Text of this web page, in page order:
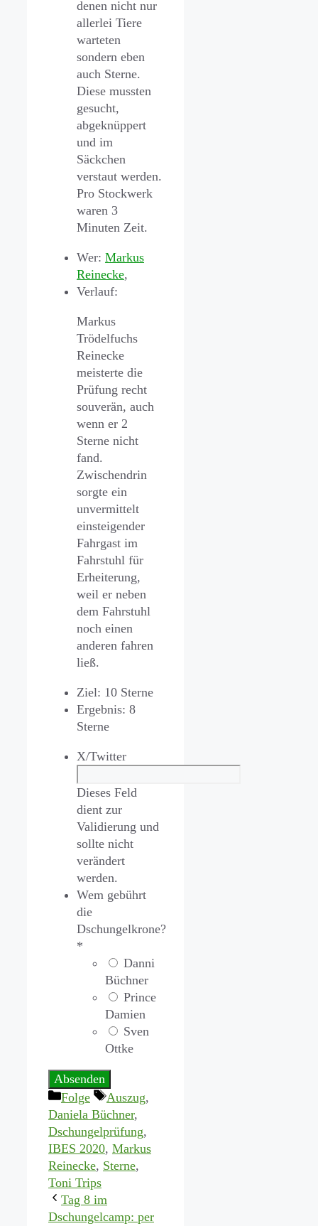
denen nicht nur
allerlei Tiere
warteten
sondern eben
auch Sterne.
Diese mussten
gesucht,
abgeknüppert
und im
Säckchen
verstaut werden.
Pro Stockwerk
waren 3
Minuten Zeit.
Wer: Markus
Reinecke,
Verlauf:
Markus
Trödelfuchs
Reinecke
meisterte die
Prüfung recht
souverän, auch
wenn er 2
Sterne nicht
fand.
Zwischendrin
sorgte ein
unvermittelt
einsteigender
Fahrgast im
Fahrstuhl für
Erheiterung,
weil er neben
dem Fahrstuhl
noch einen
anderen fahren
ließ.
Ziel: 10 Sterne
Ergebnis: 8
Sterne
X/Twitter
Dieses Feld
dient zur
Validierung und
sollte nicht
verändert
werden.
Wem gebührt
die
Dschungelkrone?
*
Danni
Büchner
Prince
Damien
Sven
Ottke
Kategorien
Folge Schlagwörter
Auszug,
Daniela Büchner,
Dschungelprüfung,
IBES 2020, Markus
Reinecke, Sterne,
Toni Trips
Tag 8 im
Dschungelcamp: per